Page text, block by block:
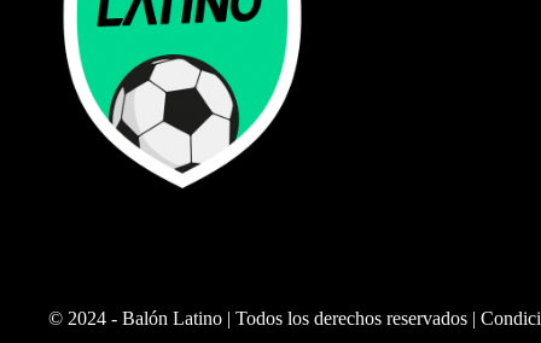
© 2024 - Balón Latino | Todos los derechos reservados |